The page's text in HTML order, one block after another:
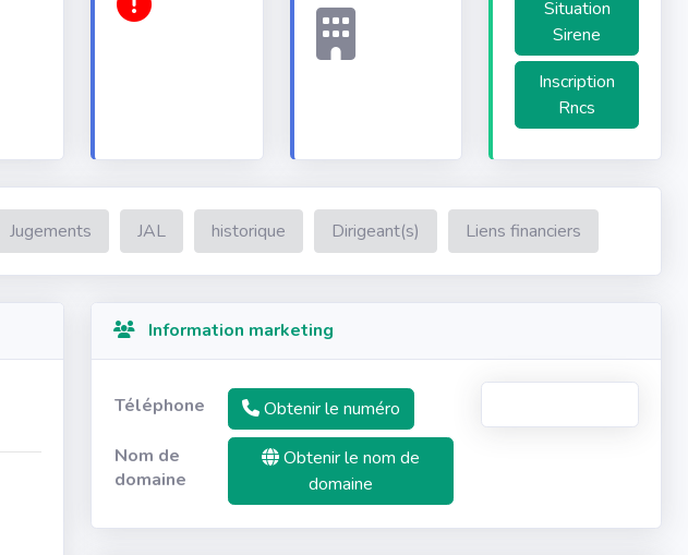
Situation
Sirene
Inscription
Rncs
Jugements JAL historique Dirigeant(s) Liens financiers
Information marketing
Téléphone
Obtenir le numéro
Nom de
domaine
Obtenir le nom de
domaine